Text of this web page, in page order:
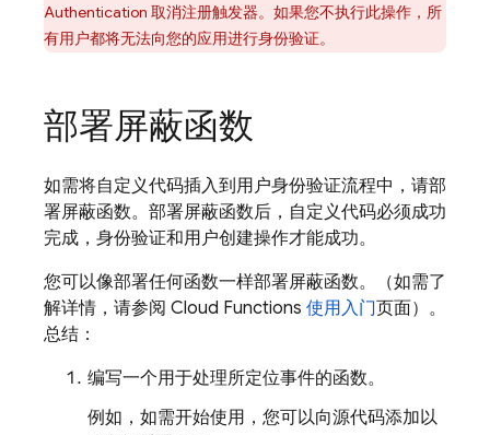
Authentication 取消注册触发器。如果您不执行此操作，所
有用户都将无法向您的应用进行身份验证。
部署屏蔽函数
如需将自定义代码插入到用户身份验证流程中，请部
署屏蔽函数。部署屏蔽函数后，自定义代码必须成功
完成，身份验证和用户创建操作才能成功。
您可以像部署任何函数一样部署屏蔽函数。（如需了
解详情，请参阅 Cloud Functions 使用入门页面）。
总结：
编写一个用于处理所定位事件的函数。
例如，如需开始使用，您可以向源代码添加以